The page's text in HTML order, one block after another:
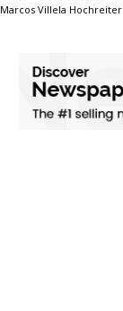
Marcos Villela Hochreiter